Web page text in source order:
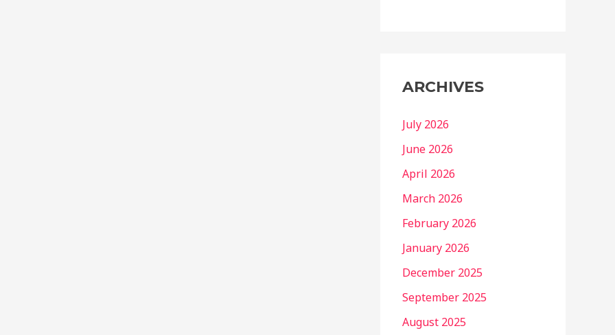
ARCHIVES
July 2026
June 2026
April 2026
March 2026
February 2026
January 2026
December 2025
September 2025
August 2025